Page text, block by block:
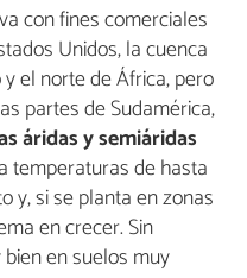
con fines comerciales
Unidos, la cuenca
el norte de África, pero
partes de Sudamérica,
áridas y semiáridas
temperaturas de hasta
y, si se planta en zonas
en crecer. Sin
en suelos muy